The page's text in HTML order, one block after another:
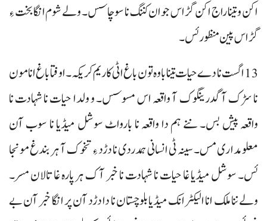
اکن و تینا راج اکن گڑاس جوان کننگ نا سوچاسس۔ ولے شوم انگا بخت ءِ
گڑاس پین منظور ئس۔
13 اگست نا دے حیات تینا باوہ تون باغ اٹی کاریم کریکہ۔ اوفتا باغ انا مون
نا سڑک آ گدرینگوک آ واقعہ اس مسوسس۔ و ولدا حیات نا شہادت نا
واقعہ پیش بس۔ ننے ہم دا واقعہ نا بارواٹ سوشل میڈیا نا سوب آن
معلومداری مس۔ سینہ ٹی انسانی ہمدردی نا دڑد ءِ تخوک آ ہر بندغ مونجا
ئس۔ سوشل میڈیا غا حیات نا شہادت نا خبر آک ہر پارہ غا تالان مسر۔
ولے ننا ملک انا الیکٹرانک میڈیا بلوچستان نا دا دڑد آن پر انگا خبر آن بے